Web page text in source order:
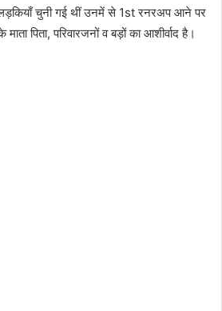
चुनी गई थीं उनमें से 1st रनरअप आने पर
पिता, परिवारजनों व बड़ों का आशीर्वाद है।